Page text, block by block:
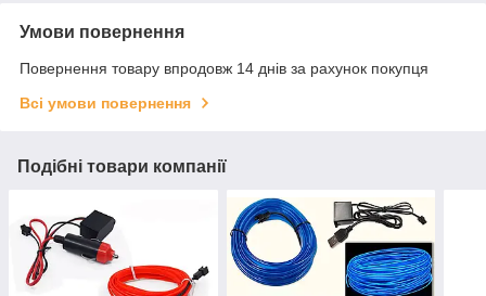
Умови повернення
Повернення товару впродовж 14 днів за рахунок покупця
Всі умови повернення
Подібні товари компанії